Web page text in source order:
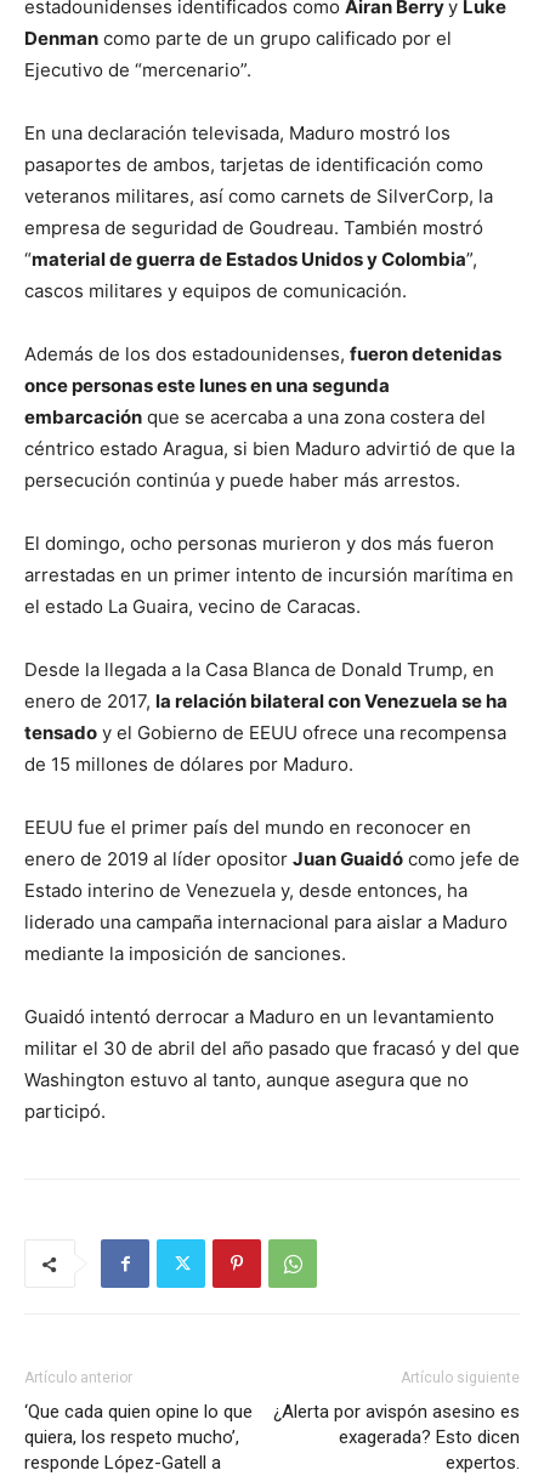
estadounidenses identificados como Airan Berryy Luke
Denman como parte de un grupo calificado por el
Ejecutivo de “mercenario”.
En una declaración televisada, Maduro mostró los
pasaportes de ambos, tarjetas de identificación como
veteranos militares, así como carnets de SilverCorp, la
empresa de seguridad de Goudreau. También mostró
“material de guerra de Estados Unidos y Colombia”,
cascos militares y equipos de comunicación.
Además de los dos estadounidenses, fueron detenidas
once personas este lunes en una segunda
embarcación que se acercaba a una zona costera del
céntrico estado Aragua, si bien Maduro advirtió de que la
persecución continúa y puede haber más arrestos.
El domingo, ocho personas murieron y dos más fueron
arrestadas en un primer intento de incursión marítima en
el estado La Guaira, vecino de Caracas.
Desde la llegada a la Casa Blanca de Donald Trump, en
enero de 2017, la relación bilateral con Venezuela se ha
tensado y el Gobierno de EEUU ofrece una recompensa
de 15 millones de dólares por Maduro.
EEUU fue el primer país del mundo en reconocer en
enero de 2019 al líder opositor Juan Guaidó como jefe de
Estado interino de Venezuela y, desde entonces, ha
liderado una campaña internacional para aislar a Maduro
mediante la imposición de sanciones.
Guaidó intentó derrocar a Maduro en un levantamiento
militar el 30 de abril del año pasado que fracasó y del que
Washington estuvo al tanto, aunque asegura que no
participó.
Artículo anterior
‘Que cada quien opine lo que
quiera, los respeto mucho’,
responde López-Gatell a
Artículo siguiente
¿Alerta por avispón asesino es
exagerada? Esto dicen
expertos.